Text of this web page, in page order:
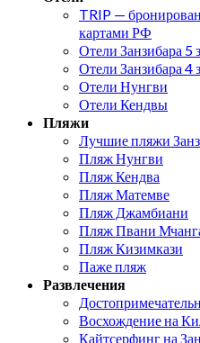
TRIP —
картами РФ
Отели Занзибара 5
Отели Занзибара 4
Отели Нунгви
Отели Кендвы
Пляжи
Лучшие пляжи
Пляж Нунгви
Пляж Кендва
Пляж Матемве
Пляж Джамбиани
Пляж Пвани
Пляж Кизимкази
Паже пляж
Развлечения
Восхождение на
Кайтсерфинг на